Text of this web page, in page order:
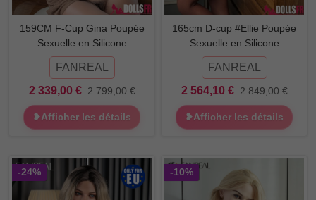
159CM F-Cup Gina Poupée
Sexuelle en Silicone
FANREAL
2 339,00 € 2 799,00 €
❥Afficher les détails
165cm D-cup #Ellie Poupée
Sexuelle en Silicone
FANREAL
2 564,10 € 2 849,00 €
❥Afficher les détails
-24% -10%